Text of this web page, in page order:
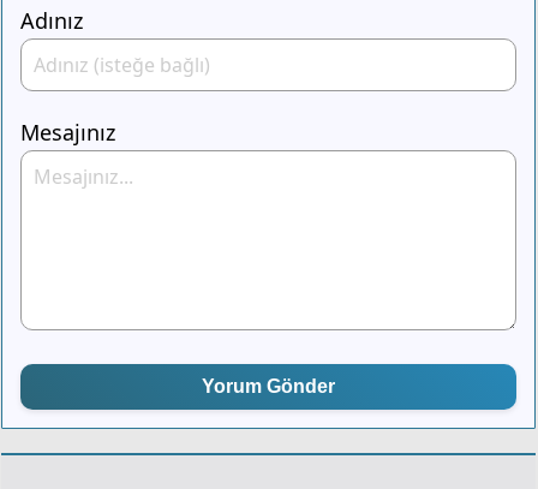
Adınız
Mesajınız
Yorum Gönder